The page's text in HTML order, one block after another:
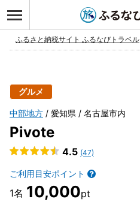
お気に入り
ふるさと納税サイト ふるなびトラベル
グルメ
中部地方 愛知県 名古屋市内
Pivote
4.5 (47)
ご利用目安ポイント
10,000